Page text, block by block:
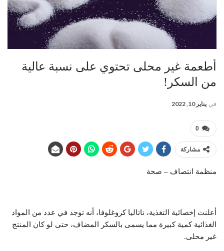
أطعمة غير محلى تحتوي على نسبة عالية
من السكر!
في يناير 10, 2022
0
مشاركة
منظمة انتصاف – صحة
أعلنت إخصائية التغذية، ناتاليا كروغلوفا، أنه توجد في عدد من المواد
الغذائية كمية كبيرة مما يسمى بالسكر المضاف، حتى لو كان المنتج
غير محلى.